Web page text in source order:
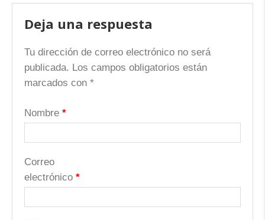
Deja una respuesta
Tu dirección de correo electrónico no será
publicada. Los campos obligatorios están
marcados con *
Nombre *
Correo
electrónico *